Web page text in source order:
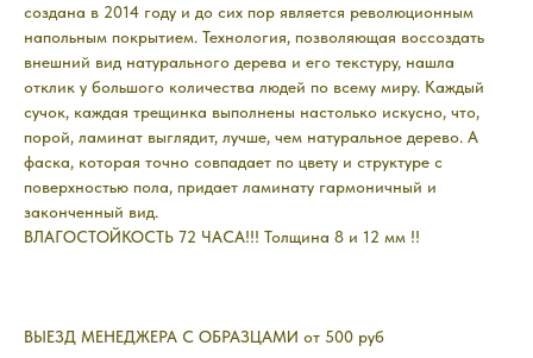
создана в 2014 году и до сих пор является революционным
напольным покрытием. Технология, позволяющая воссоздать
внешний вид натурального дерева и его текстуру, нашла
отклик у большого количества людей по всему миру. Каждый
сучок, каждая трещинка выполнены настолько искусно, что,
порой, ламинат выглядит, лучше, чем натуральное дерево. А
фаска, которая точно совпадает по цвету и структуре с
поверхностью пола, придает ламинату гармоничный и
законченный вид.
ВЛАГОСТОЙКОСТЬ 72 ЧАСА!!! Толщина 8 и 12 мм !!
ВЫЕЗД МЕНЕДЖЕРА С ОБРАЗЦАМИ от 500 руб